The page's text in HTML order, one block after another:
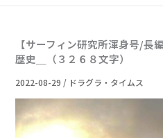
【サーフィン研究所渾身号/
歴史＿（３２６８文字）
2022-08-29 / ドラグラ・タイムス